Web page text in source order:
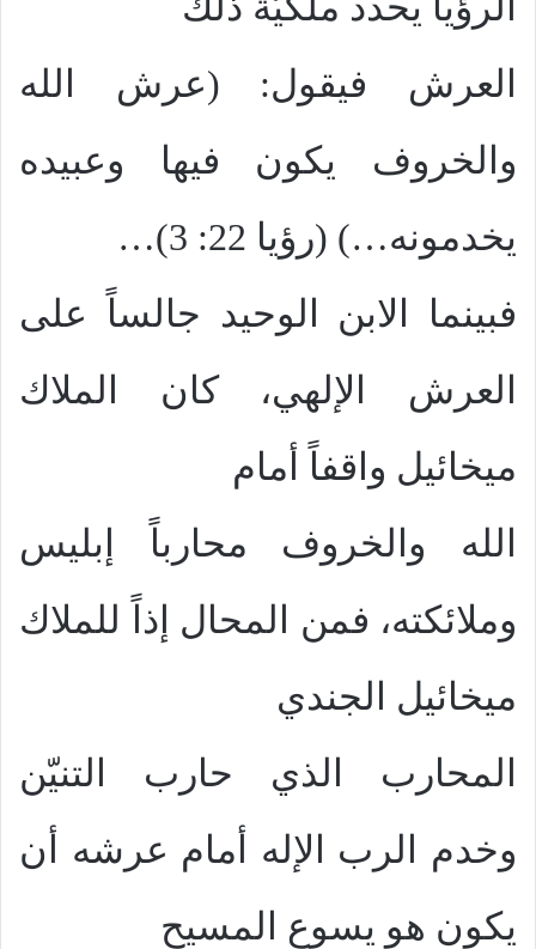
العرش فيقول: (عرش الله
والخروف يكون فيها وعبيده
يخدمونه…) (رؤيا 22: 3)…
فبينما الابن الوحيد جالساً على
العرش الإلهي، كان الملاك
ميخائيل واقفاً أمام
الله والخروف محارباً إبليس
وملائكته، فمن المحال إذاً للملاك
ميخائيل الجندي
المحارب الذي حارب التنيّن
وخدم الرب الإله أمام عرشه أن
يكون هو يسوع المسيح